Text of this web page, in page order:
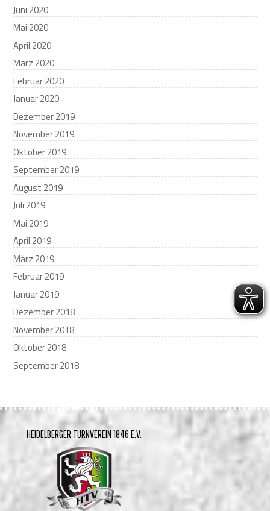
Juni 2020
Mai 2020
April 2020
März 2020
Februar 2020
Januar 2020
Dezember 2019
November 2019
Oktober 2019
September 2019
August 2019
Juli 2019
Mai 2019
April 2019
März 2019
Februar 2019
Januar 2019
Dezember 2018
November 2018
Oktober 2018
September 2018
HEIDELBERGER TURNVEREIN 1846 E.V.